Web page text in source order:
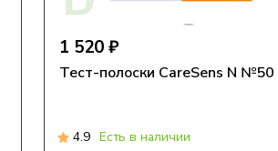
1 520 ₽
Тест-полоски CareSens N №50
4.9 Есть в наличии